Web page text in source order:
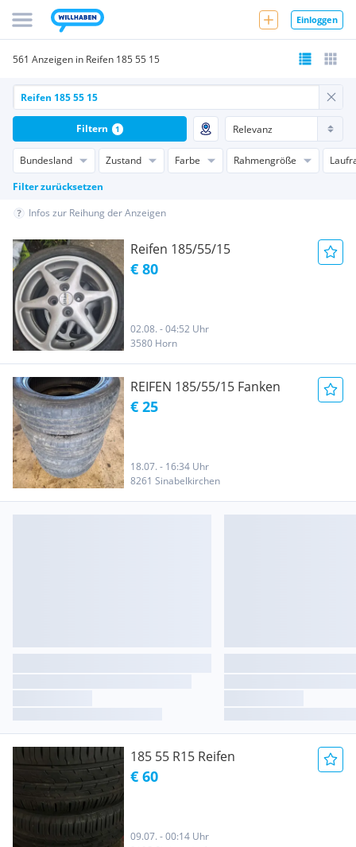
Einloggen
561 Anzeigen in Reifen 185 55 15
Bundesland Zustand Farbe Rahmengröße
Filter zurücksetzen
Filtern 1
Infos zur Reihung der Anzeigen
Reifen 185/55/15
€ 80
02.08. - 04:52 Uhr
3580 Horn
REIFEN 185/55/15 Fanken
€ 25
18.07. - 16:34 Uhr
8261 Sinabelkirchen
185 55 R15 Reifen
€ 60
09.07. - 00:14 Uhr